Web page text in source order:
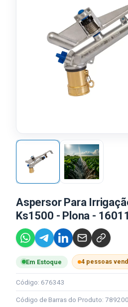
Aspersor Para
Ks1500 - Plona -
Em Estoque 4 pessoas
Código: 676343
Código de Barras do Produto: